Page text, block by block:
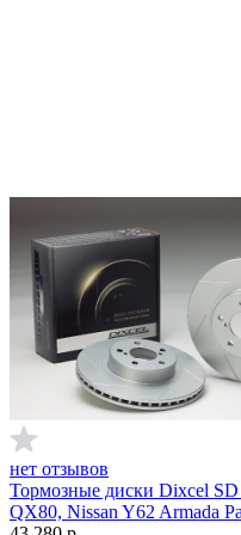
нет отзывов
Тормозные диски Dixcel
QX80, Nissan Y62 Armada